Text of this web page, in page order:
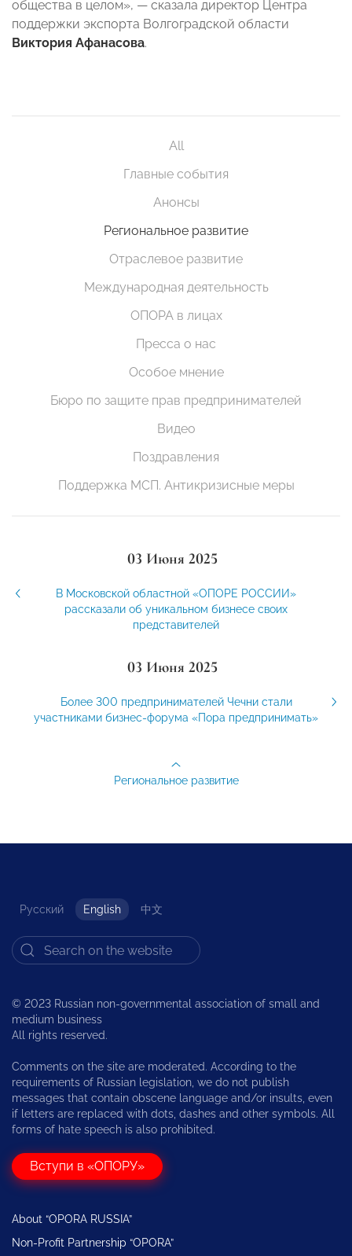
общества в целом», — сказала директор Центра
поддержки экспорта Волгоградской области
Виктория Афанасова.
All
Главные события
Анонсы
Региональное развитие
Отраслевое развитие
Международная деятельность
ОПОРА в лицах
Пресса о нас
Особое мнение
Бюро по защите прав предпринимателей
Видео
Поздравления
Поддержка МСП. Антикризисные меры
03 Июня 2025
В Московской областной «ОПОРЕ РОССИИ»
рассказали об уникальном бизнесе своих
представителей
03 Июня 2025
Более 300 предпринимателей Чечни стали
участниками бизнес-форума «Пора предпринимать»
Региональное развитие
Русский English 中文
© 2023 Russian non-governmental association of small and
medium business
All rights reserved.
Comments on the site are moderated. According to the
requirements of Russian legislation, we do not publish
messages that contain obscene language and/or insults, even
if letters are replaced with dots, dashes and other symbols. All
forms of hate speech is also prohibited.
Вступи в «ОПОРУ»
About “OPORA RUSSIA”
Non-Profit Partnership “OPORA”